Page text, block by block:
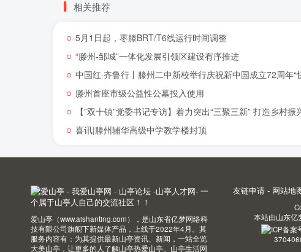
相关推荐
5月1日起，枣滕BRT/T6线运行时间调整
“滕州-邹城”一体化发展引领区建设有序推进
中国红·齐鲁行丨滕州二中新校举行庆祝新中国成立72周年“
滕州首座市级公益性公墓投入使用
【”双十镇”党委书记专访】着力突出“三聚三新” 打造乡村振
喜讯|滕州辅华高级中学教学楼封顶
爱山亭（www.aishanting.com），是山东省亿梦网络科
技有限公司旗舰下新媒体产品，上线于2022年4月。其
服务内容有：为其提供最新山亭资讯、新闻，一站全览
大美山亭，让更多的人了解山亭热爱山亭。山亭生活网
友链申请 - 网站地
本站由山东亿